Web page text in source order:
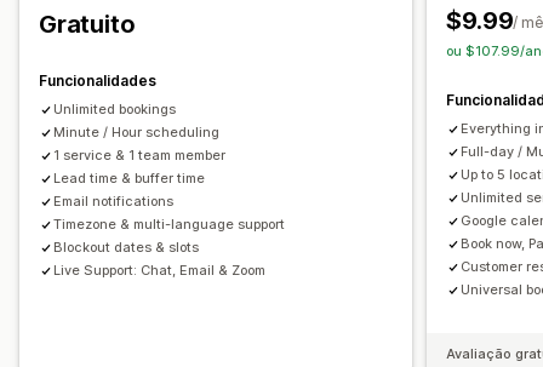
Check-in de eventos
Notificações por e-mail
Notificações por SMS
Pagamentos Depósitos
Personalização
Páginas de reserva Widget de calendário
Bilhetes personalizados
Formulários personalizados
Notificações personalizadas
CSS personalizado
Calendarização
Gratuito
Funcionalidades
Unlimited bookings
Minute / Hour scheduling
1 service & 1 team member
Lead time & buffer time
Email notifications
Timezone & multi-language support
Blockout dates & slots
Live Support: Chat, Email & Zoom
$9.99/
ou $107.99/
Everything
Full-day /
Up to 5
Unlimited
Google
Book now,
Customer
Universal
Avaliação